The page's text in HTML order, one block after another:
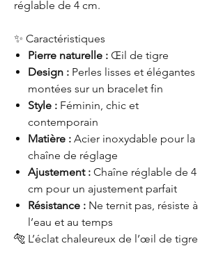
réglable de 4 cm.
✨ Caractéristiques
Pierre naturelle : Œil de tigre
Design : Perles lisses et élégantes
montées sur un bracelet fin
Style : Féminin, chic et
contemporain
Matière : Acier inoxydable pour la
chaîne de réglage
Ajustement : Chaîne réglable de 4
cm pour un ajustement parfait
Résistance : Ne ternit pas, résiste à
l’eau et au temps
🐅 L’éclat chaleureux de l’œil de tigre